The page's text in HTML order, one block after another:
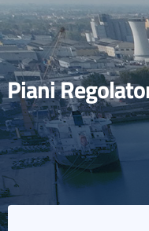
Piani